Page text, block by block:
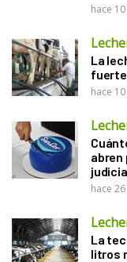
hace
La
fuerte
hace
abren
hace
La
litros